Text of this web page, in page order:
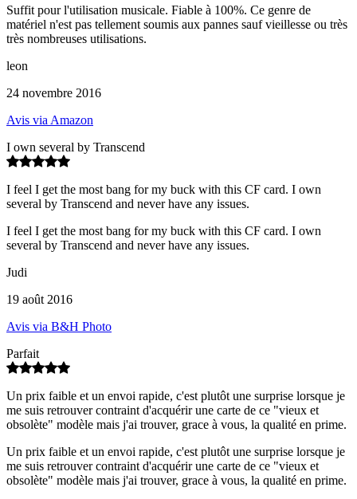
Suffit pour l'utilisation musicale. Fiable à 100%. Ce genre de
matériel n'est pas tellement soumis aux pannes sauf vieillesse ou très
très nombreuses utilisations.
leon
24 novembre 2016
Avis via Amazon
I own several by Transcend
I feel I get the most bang for my buck with this CF card. I own
several by Transcend and never have any issues.
I feel I get the most bang for my buck with this CF card. I own
several by Transcend and never have any issues.
Judi
19 août 2016
Avis via B&H Photo
Parfait
Un prix faible et un envoi rapide, c'est plutôt une surprise lorsque je
me suis retrouver contraint d'acquérir une carte de ce "vieux et
obsolète" modèle mais j'ai trouver, grace à vous, la qualité en prime.
Un prix faible et un envoi rapide, c'est plutôt une surprise lorsque je
me suis retrouver contraint d'acquérir une carte de ce "vieux et
obsolète" modèle mais j'ai trouver, grace à vous, la qualité en prime.